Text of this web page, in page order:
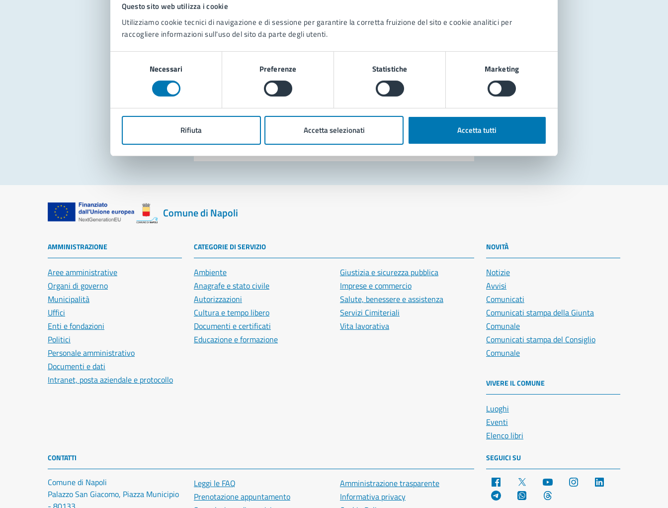
Questo sito web utilizza i cookie
Utilizziamo cookie tecnici di navigazione e di sessione per garantire la corretta fruizione del sito e cookie analitici per
raccogliere informazioni sull'uso del sito da parte degli utenti.
Necessari Preferenze Statistiche Marketing
Rifiuta Accetta selezionati Accetta tutti
Contatta il comune
Leggi le domande frequenti
Richiedi assistenza
Prenota appuntamento
Problemi in città
Segnala disservizio
Comune di Napoli
AMMINISTRAZIONE
Aree amministrative
Organi di governo
Municipalità
Uffici
Enti e fondazioni
Politici
Personale amministrativo
Documenti e dati
Intranet, posta aziendale e protocollo
CATEGORIE DI SERVIZIO
Ambiente
Anagrafe e stato civile
Autorizzazioni
Cultura e tempo libero
Documenti e certificati
Educazione e formazione
Giustizia e sicurezza pubblica
Imprese e commercio
Salute, benessere e assistenza
Servizi Cimiteriali
Vita lavorativa
NOVITÀ
Notizie
Avvisi
Comunicati
Comunicati stampa della Giunta
Comunale
Comunicati stampa del Consiglio
Comunale
VIVERE IL COMUNE
Luoghi
Eventi
Elenco libri
CONTATTI
Comune di Napoli
Palazzo San Giacomo, Piazza Municipio
Leggi le FAQ
Prenotazione appuntamento
Amministrazione trasparente
Informativa privacy
SEGUICI SU
Facebook YouTube Instagram
Telegram WhatsApp